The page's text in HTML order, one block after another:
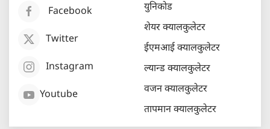
Facebook
Twitter
Instagram
Youtube
युनिकोड
शेयर क्यालकुलेटर
ईएमआई क्यालकुलेटर
ल्यान्ड क्यालकुलेटर
वजन क्यालकुलेटर
तापमान क्यालकुलेटर